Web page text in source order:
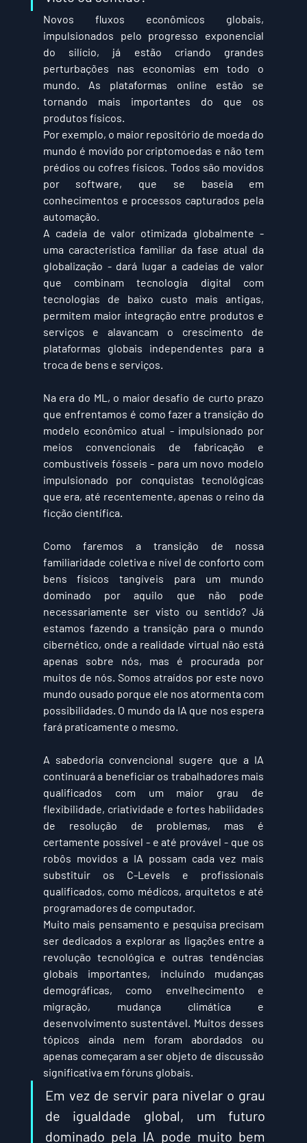
Novos fluxos econômicos globais,
impulsionados pelo progresso exponencial
do silício, já estão criando grandes
perturbações nas economias em todo o
mundo. As plataformas online estão se
tornando mais importantes do que os
produtos físicos.
Por exemplo, o maior repositório de moeda do
mundo é movido por criptomoedas e não tem
prédios ou cofres físicos. Todos são movidos
por software, que se baseia em
conhecimentos e processos capturados pela
automação.
A cadeia de valor otimizada globalmente -
uma característica familiar da fase atual da
globalização - dará lugar a cadeias de valor
que combinam tecnologia digital com
tecnologias de baixo custo mais antigas,
permitem maior integração entre produtos e
serviços e alavancam o crescimento de
plataformas globais independentes para a
troca de bens e serviços.
Na era do ML, o maior desafio de curto prazo
que enfrentamos é como fazer a transição do
modelo econômico atual - impulsionado por
meios convencionais de fabricação e
combustíveis fósseis - para um novo modelo
impulsionado por conquistas tecnológicas
que era, até recentemente, apenas o reino da
ficção científica.
Como faremos a transição de nossa
familiaridade coletiva e nível de conforto com
bens físicos tangíveis para um mundo
dominado por aquilo que não pode
necessariamente ser visto ou sentido? Já
estamos fazendo a transição para o mundo
cibernético, onde a realidade virtual não está
apenas sobre nós, mas é procurada por
muitos de nós. Somos atraídos por este novo
mundo ousado porque ele nos atormenta com
possibilidades. O mundo da IA ​​que nos espera
fará praticamente o mesmo.
A sabedoria convencional sugere que a IA
continuará a beneficiar os trabalhadores mais
qualificados com um maior grau de
flexibilidade, criatividade e fortes habilidades
de resolução de problemas, mas é
certamente possível - e até provável - que os
robôs movidos a IA possam cada vez mais
substituir os C-Levels e profissionais
qualificados, como médicos, arquitetos e até
programadores de computador.
Muito mais pensamento e pesquisa precisam
ser dedicados a explorar as ligações entre a
revolução tecnológica e outras tendências
globais importantes, incluindo mudanças
demográficas, como envelhecimento e
migração, mudança climática e
desenvolvimento sustentável. Muitos desses
tópicos ainda nem foram abordados ou
apenas começaram a ser objeto de discussão
significativa em fóruns globais.
Em vez de servir para nivelar o grau
de igualdade global, um futuro
dominado pela IA pode muito bem